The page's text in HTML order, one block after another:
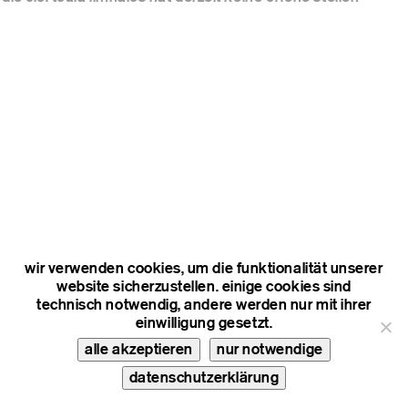
wir verwenden cookies, um die funktionalität unserer
website sicherzustellen. einige cookies sind
technisch notwendig, andere werden nur mit ihrer
einwilligung gesetzt.
alle akzeptieren
nur notwendige
datenschutzerklärung